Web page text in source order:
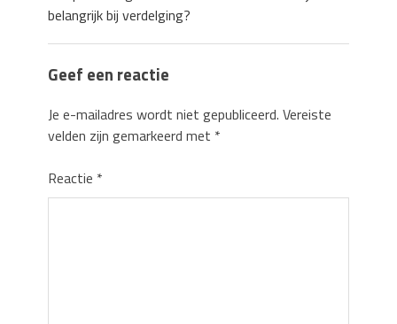
belangrijk bij verdelging?
Geef een reactie
Je e-mailadres wordt niet gepubliceerd. Vereiste
velden zijn gemarkeerd met *
Reactie *